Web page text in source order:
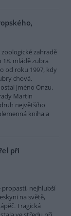
zoologické zahradě
18. mládě zubra
od roku 1997, kdy
chová.
jméno Onzu.
Martin
největšího
kniha a
při
propasti, nejhlubší
na světě,
Tragická